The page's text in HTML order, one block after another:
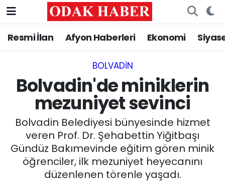
Resmi İlan Afyon Haberleri Ekonomi
BOLVADIN
Bolvadin'de miniklerin
mezuniyet sevinci
Bolvadin Belediyesi bünyesinde hizmet
veren Prof. Dr. Şehabettin Yiğitbaşı
Gündüz Bakımevinde eğitim gören minik
öğrenciler, ilk mezuniyet heyecanını
düzenlenen törenle yaşadı.
AFYONKARAHİSAR HABERLERİ
ASAYİŞ
SİYASET
EĞİTİM
Nöbetçi Eczaneler
Trafik Durumu
Süper Lig Puan Durumu ve Fikstür
Tüm Manşetler
Son Dakika Haberleri